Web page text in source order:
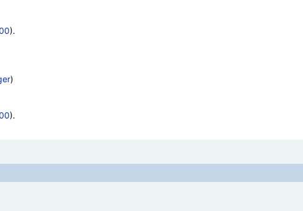
).
)
).